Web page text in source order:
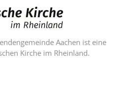
Aachen ist eine
Kirche im Rheinland.